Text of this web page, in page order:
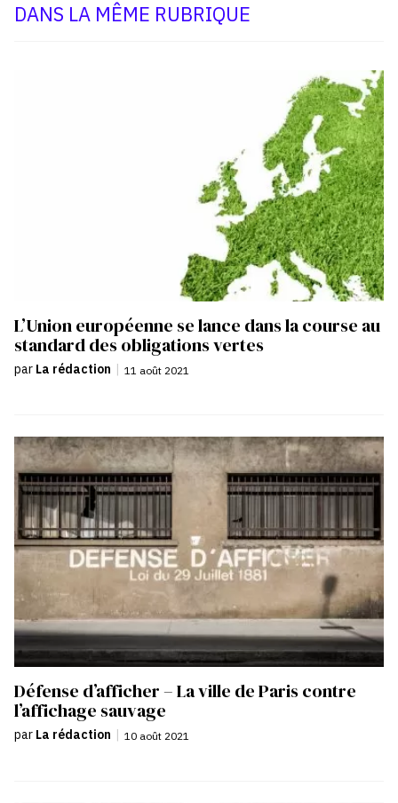
DANS LA MÊME RUBRIQUE
L’Union européenne se lance dans la course au
standard des obligations vertes
par La rédaction | 11 août 2021
Défense d’afficher – La ville de Paris contre
l’affichage sauvage
par La rédaction 10 août 2021